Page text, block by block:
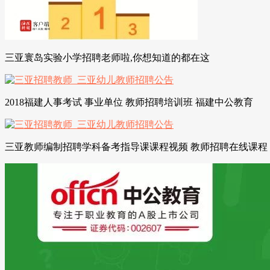
三亚寰岛实验小学招聘老师啦,你想知道的都在这
2018福建人事考试 事业单位 教师招聘培训班 福建中公教育
三亚教师编制招聘学科备考指导课课程视频 教师招聘在线课程